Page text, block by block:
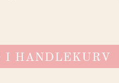
I HANDLEKURV